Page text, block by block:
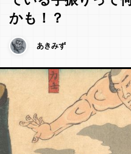
かも！？
あきみず